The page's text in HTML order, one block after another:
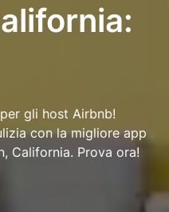
gli host Airbnb!
con la migliore app
California. Prova ora!